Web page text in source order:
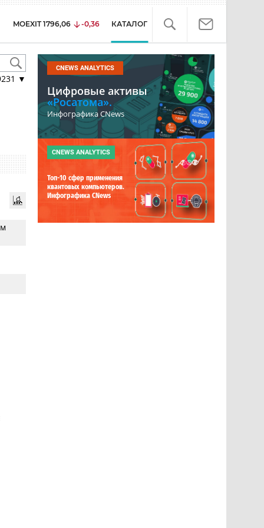
MOEXIT 1796,06 -0,36 КАТАЛОГ
▼
CNEWS ANALYTICS
Цифровые активы
«Росатома».
Инфографика CNews
CNEWS ANALYTICS
Топ-10 сфер применения
квантовых компьютеров.
Инфографика CNews